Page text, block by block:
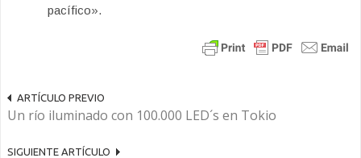
pacífico».
ARTÍCULO PREVIO
Un río iluminado con 100.000 LED´s en Tokio
SIGUIENTE ARTÍCULO